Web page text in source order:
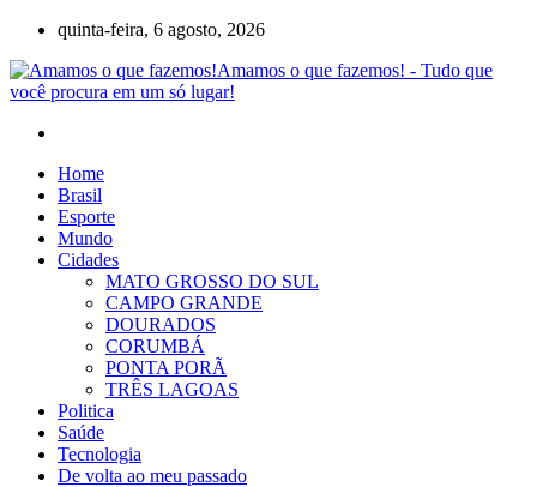
quinta-feira, 6 agosto, 2026
Amamos o que fazemos! - Tudo que
você procura em um só lugar!
Home
Brasil
Esporte
Mundo
Cidades
MATO GROSSO DO SUL
CAMPO GRANDE
DOURADOS
CORUMBÁ
PONTA PORÃ
TRÊS LAGOAS
Politica
Saúde
Tecnologia
De volta ao meu passado